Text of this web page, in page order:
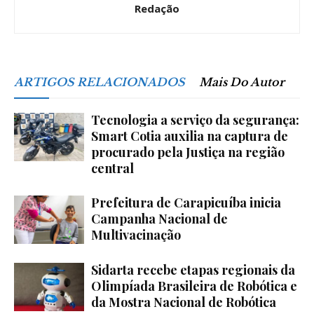
Redação
ARTIGOS RELACIONADOS Mais Do Autor
Tecnologia a serviço da segurança:
Smart Cotia auxilia na captura de
procurado pela Justiça na região
central
Prefeitura de Carapicuíba inicia
Campanha Nacional de
Multivacinação
Sidarta recebe etapas regionais da
Olimpíada Brasileira de Robótica e
da Mostra Nacional de Robótica